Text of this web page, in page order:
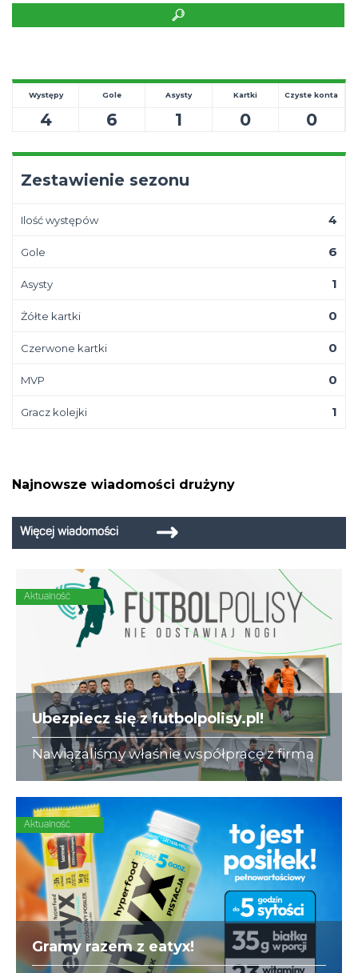
Występy
4
Gole
6
Asysty
1
Kartki
0
Czyste konta
0
Zestawienie sezonu
Ilość występów 4
Gole 6
Asysty 1
Żółte kartki 0
Czerwone kartki 0
MVP 0
Gracz kolejki 1
Najnowsze wiadomości drużyny
Więcej wiadomości
Aktualność
Ubezpiecz się z futbolpolisy.pl!
Nawiązaliśmy właśnie współpracę z firmą
futbolpolisy.pl, która na co dzień zajmuje
się ubezpieczeniami dla piłkarzy-
amatorów.
Aktualność
Gramy razem z eatyx!